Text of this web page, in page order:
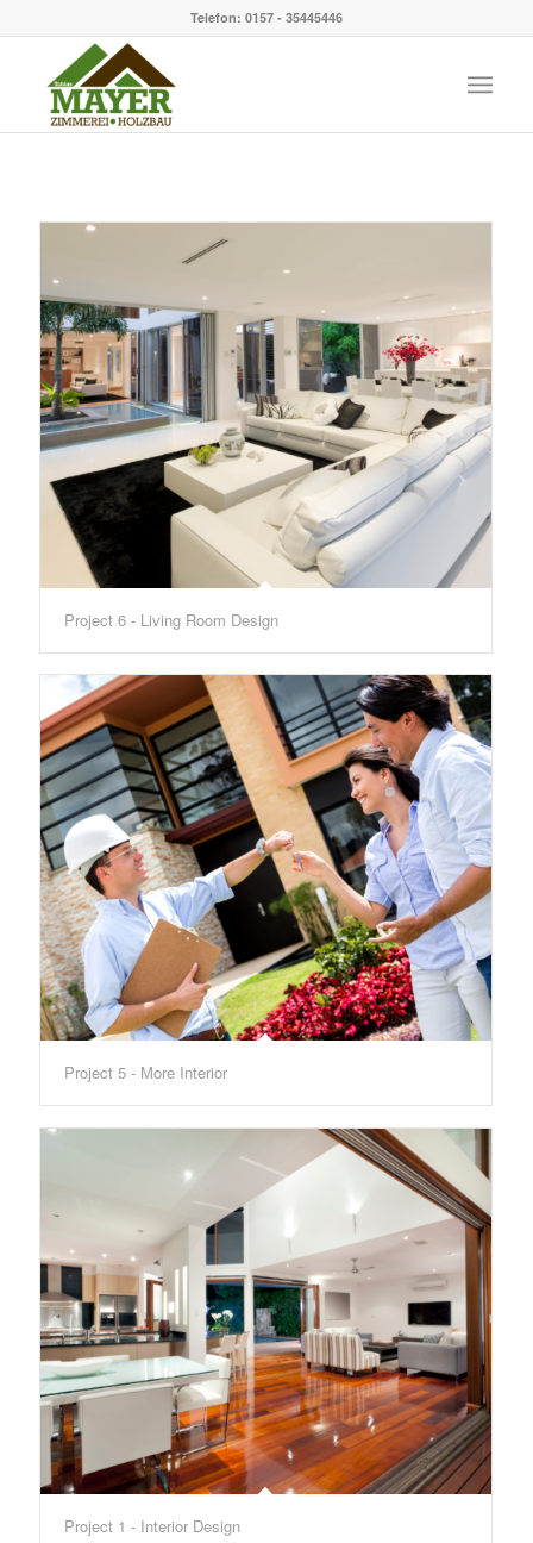
Telefon: 0157 - 35445446
Project 6 - Living Room Design
Project 5 - More Interior
Project 1 - Interior Design